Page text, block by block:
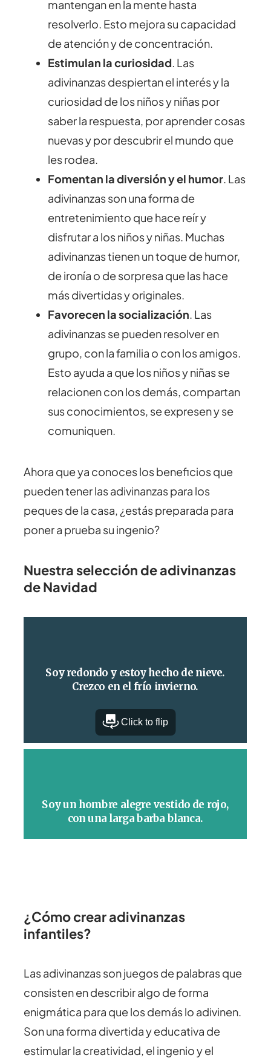
mantengan en la mente hasta
resolverlo. Esto mejora su capacidad
de atención y de concentración.
Estimulan la curiosidad. Las
adivinanzas despiertan el interés y la
curiosidad de los niños y niñas por
saber la respuesta, por aprender cosas
nuevas y por descubrir el mundo que
les rodea.
Fomentan la diversión y el humor. Las
adivinanzas son una forma de
entretenimiento que hace reír y
disfrutar a los niños y niñas. Muchas
adivinanzas tienen un toque de humor,
de ironía o de sorpresa que las hace
más divertidas y originales.
Favorecen la socialización. Las
adivinanzas se pueden resolver en
grupo, con la familia o con los amigos.
Esto ayuda a que los niños y niñas se
relacionen con los demás, compartan
sus conocimientos, se expresen y se
comuniquen.
Ahora que ya conoces los beneficios que
pueden tener las adivinanzas para los
peques de la casa, ¿estás preparada para
poner a prueba su ingenio?
Nuestra selección de adivinanzas
de Navidad
¿Cómo crear adivinanzas
infantiles?
Las adivinanzas son juegos de palabras que
consisten en describir algo de forma
enigmática para que los demás lo adivinen.
Son una forma divertida y educativa de
estimular la creatividad, el ingenio y el